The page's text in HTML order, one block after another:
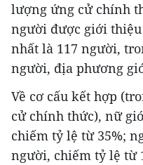
lượng ứng cử chính
người được giới
nhất là 117 người,
người, địa phương
Về cơ cấu kết hợp
cử chính thức), nữ
chiếm tỷ lệ từ 35%;
người, chiếm tỷ lệ từ